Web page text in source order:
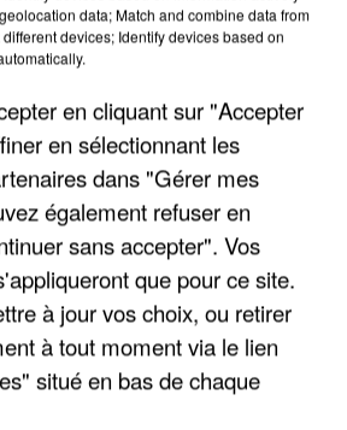
SUPPOSÉS DE LA DZ
EN ALGÉRIE
data; Match and combine data from
devices; Identify devices based on
en cliquant sur "Accepter
en sélectionnant les
dans "Gérer mes
également refuser en
sans accepter". Vos
que pour ce site.
à jour vos choix, ou retirer
à tout moment via le lien
situé en bas de chaque